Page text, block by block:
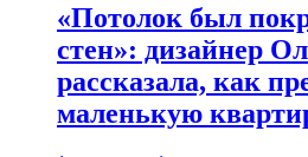
«Потолок был
стен»: дизайнер
рассказала, как
маленькую